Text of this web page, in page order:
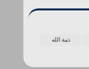
ذمة الله